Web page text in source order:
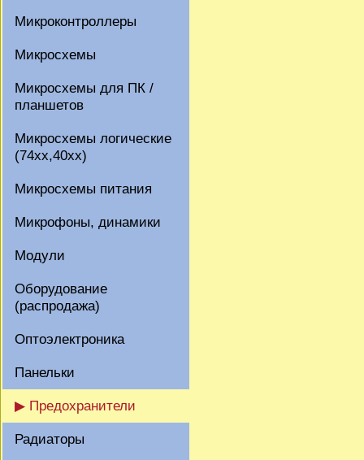
Микроконтроллеры
Микросхемы
Микросхемы для ПК /
планшетов
Микросхемы логические
(74xx,40xx)
Микросхемы питания
Микрофоны, динамики
Модули
Оборудование
(распродажа)
Оптоэлектроника
Панельки
▶ Предохранители
Радиаторы